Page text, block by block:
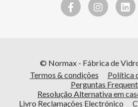
© Normax - Fábrica de
Termos & condições
Política
Perguntas
Resolução Alternativa em
Livro Reclamações Electrónico